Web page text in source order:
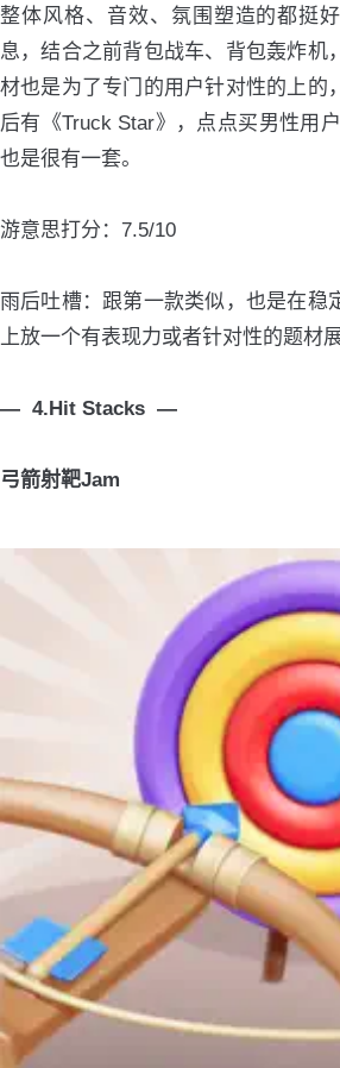
整体风格、音效、氛围塑造的都挺
息，结合之前背包战车、背包轰炸机
材也是为了专门的用户针对性的上的
后有《Truck Star》，点点买男性用
也是很有一套。
游意思打分：7.5/10
雨后吐槽：跟第一款类似，也是在稳
上放一个有表现力或者针对性的题材展
— 4.Hit Stacks —
弓箭射靶Jam